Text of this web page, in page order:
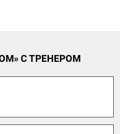
С ТРЕНЕРОМ